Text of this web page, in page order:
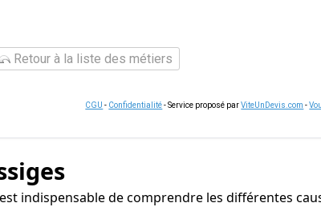
Retour à la liste des métiers
CGU - Confidentialité- Service proposé parViteUnDevis.com -
indispensable de comprendre les différentes